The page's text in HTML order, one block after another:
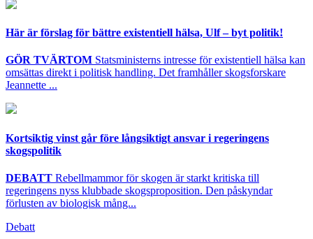
Här är förslag för bättre existentiell hälsa, Ulf – byt politik!
GÖR TVÄRTOM Statsministerns intresse för existentiell hälsa kan
omsättas direkt i politisk handling. Det framhåller skogsforskare
Jeannette ...
Kortsiktig vinst går före långsiktigt ansvar i regeringens
skogspolitik
DEBATT Rebellmammor för skogen är starkt kritiska till
regeringens nyss klubbade skogsproposition. Den påskyndar
förlusten av biologisk mång...
Debatt